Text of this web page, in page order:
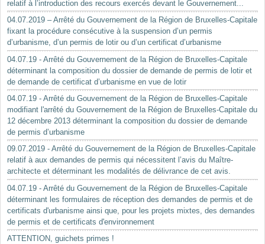
relatif à l’introduction des recours exercés devant le Gouvernement...
04.07.2019 – Arrêté du Gouvernement de la Région de Bruxelles-Capitale
fixant la procédure consécutive à la suspension d’un permis
d’urbanisme, d’un permis de lotir ou d’un certificat d’urbanisme
04.07.19 - Arrêté du Gouvernement de la Région de Bruxelles-Capitale
déterminant la composition du dossier de demande de permis de lotir et
de demande de certificat d’urbanisme en vue de lotir
04.07.19 - Arrêté du Gouvernement de la Région de Bruxelles-Capitale
modifiant l'arrêté du Gouvernement de la Région de Bruxelles-Capitale du
12 décembre 2013 déterminant la composition du dossier de demande
de permis d’urbanisme
09.07.2019 - Arrêté du Gouvernement de la Région de Bruxelles-Capitale
relatif à aux demandes de permis qui nécessitent l’avis du Maître-
architecte et déterminant les modalités de délivrance de cet avis.
04.07.19 - Arrêté du Gouvernement de la Région de Bruxelles-Capitale
déterminant les formulaires de réception des demandes de permis et de
certificats d'urbanisme ainsi que, pour les projets mixtes, des demandes
de permis et de certificats d'environnement
ATTENTION, guichets primes !